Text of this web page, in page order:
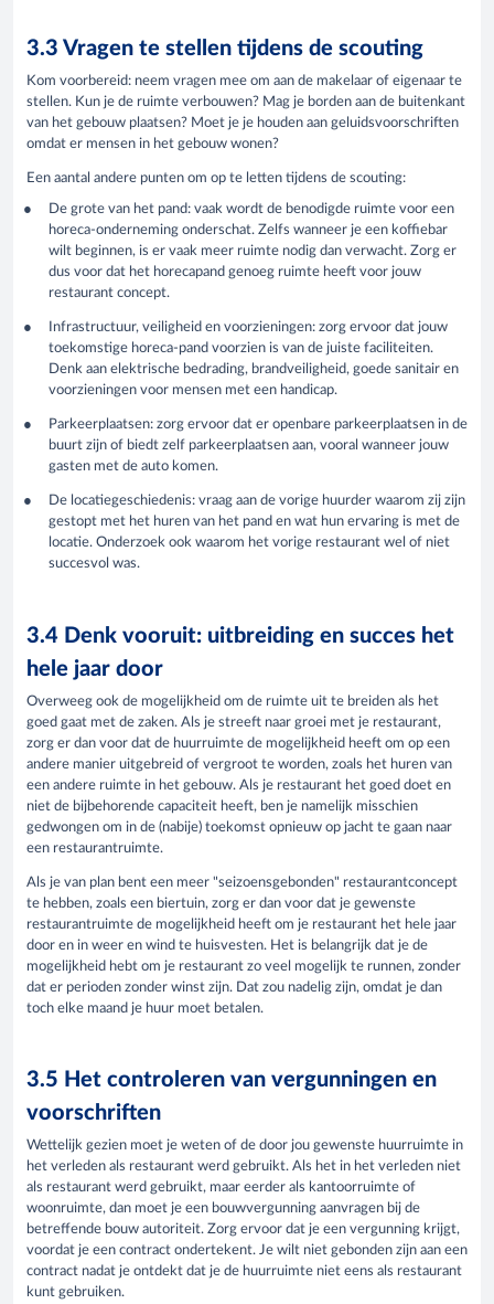
3.3 Vragen te stellen tijdens de scouting
Kom voorbereid: neem vragen mee om aan de makelaar of eigenaar te
stellen. Kun je de ruimte verbouwen? Mag je borden aan de buitenkant
van het gebouw plaatsen? Moet je je houden aan geluidsvoorschriften
omdat er mensen in het gebouw wonen?
Een aantal andere punten om op te letten tijdens de scouting:
De grote van het pand: vaak wordt de benodigde ruimte voor een
horeca-onderneming onderschat. Zelfs wanneer je een koffiebar
wilt beginnen, is er vaak meer ruimte nodig dan verwacht. Zorg er
dus voor dat het horecapand genoeg ruimte heeft voor jouw
restaurant concept.
Infrastructuur, veiligheid en voorzieningen: zorg ervoor dat jouw
toekomstige horeca-pand voorzien is van de juiste faciliteiten.
Denk aan elektrische bedrading, brandveiligheid, goede sanitair en
voorzieningen voor mensen met een handicap.
Parkeerplaatsen: zorg ervoor dat er openbare parkeerplaatsen in de
buurt zijn of biedt zelf parkeerplaatsen aan, vooral wanneer jouw
gasten met de auto komen.
De locatiegeschiedenis: vraag aan de vorige huurder waarom zij zijn
gestopt met het huren van het pand en wat hun ervaring is met de
locatie. Onderzoek ook waarom het vorige restaurant wel of niet
succesvol was.
3.4 Denk vooruit: uitbreiding en succes het
hele jaar door
Overweeg ook de mogelijkheid om de ruimte uit te breiden als het
goed gaat met de zaken. Als je streeft naar groei met je restaurant,
zorg er dan voor dat de huurruimte de mogelijkheid heeft om op een
andere manier uitgebreid of vergroot te worden, zoals het huren van
een andere ruimte in het gebouw. Als je restaurant het goed doet en
niet de bijbehorende capaciteit heeft, ben je namelijk misschien
gedwongen om in de (nabije) toekomst opnieuw op jacht te gaan naar
een restaurantruimte.
Als je van plan bent een meer "seizoensgebonden" restaurantconcept
te hebben, zoals een biertuin, zorg er dan voor dat je gewenste
restaurantruimte de mogelijkheid heeft om je restaurant het hele jaar
door en in weer en wind te huisvesten. Het is belangrijk dat je de
mogelijkheid hebt om je restaurant zo veel mogelijk te runnen, zonder
dat er perioden zonder winst zijn. Dat zou nadelig zijn, omdat je dan
toch elke maand je huur moet betalen.
3.5 Het controleren van vergunningen en
voorschriften
Wettelijk gezien moet je weten of de door jou gewenste huurruimte in
het verleden als restaurant werd gebruikt. Als het in het verleden niet
als restaurant werd gebruikt, maar eerder als kantoorruimte of
woonruimte, dan moet je een bouwvergunning aanvragen bij de
betreffende bouw autoriteit. Zorg ervoor dat je een vergunning krijgt,
voordat je een contract ondertekent. Je wilt niet gebonden zijn aan een
contract nadat je ontdekt dat je de huurruimte niet eens als restaurant
kunt gebruiken.